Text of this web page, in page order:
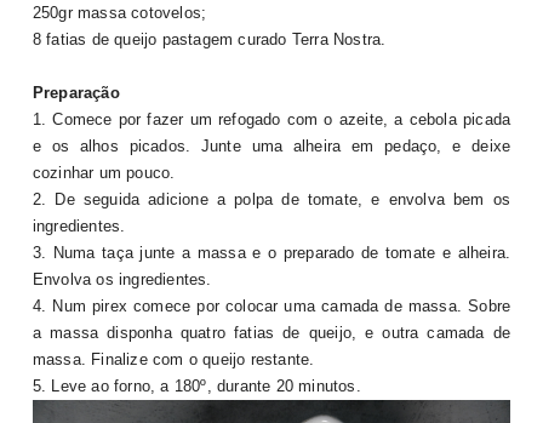
250gr massa cotovelos;
8 fatias de queijo pastagem curado Terra Nostra.
Preparação
1. Comece por fazer um refogado com o azeite, a cebola picada
e os alhos picados. Junte uma alheira em pedaço, e deixe
cozinhar um pouco.
2. De seguida adicione a polpa de tomate, e envolva bem os
ingredientes.
3. Numa taça junte a massa e o preparado de tomate e alheira.
Envolva os ingredientes.
4. Num pirex comece por colocar uma camada de massa. Sobre
a massa disponha quatro fatias de queijo, e outra camada de
massa. Finalize com o queijo restante.
5. Leve ao forno, a 180º, durante 20 minutos.